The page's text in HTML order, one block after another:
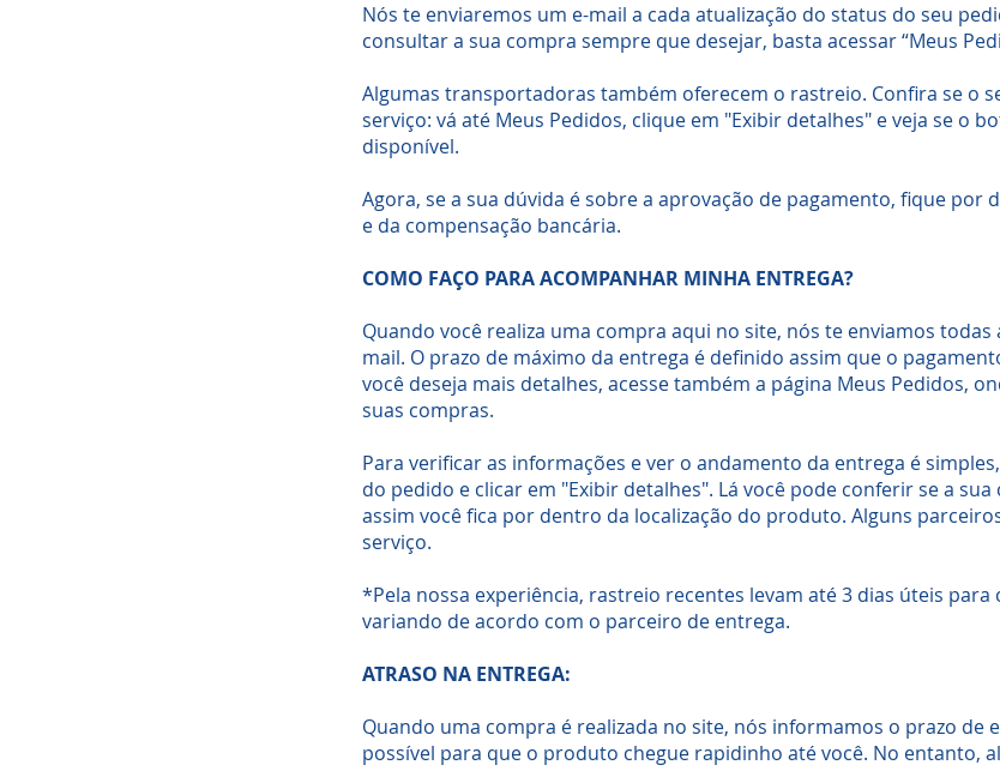
Nós te enviaremos um e-mail a cada atualização do status do seu
consultar a sua compra sempre que desejar, basta acessar “Meus
Algumas transportadoras também oferecem o rastreio. Confira se o
serviço: vá até Meus Pedidos, clique em "Exibir detalhes" e veja se o
disponível.
Agora, se a sua dúvida é sobre a aprovação de pagamento, fique por
e da compensação bancária.
COMO FAÇO PARA ACOMPANHAR MINHA ENTREGA?
Quando você realiza uma compra aqui no site, nós te enviamos
mail. O prazo de máximo da entrega é definido assim que o
você deseja mais detalhes, acesse também a página Meus Pedidos,
suas compras.
Para verificar as informações e ver o andamento da entrega é
do pedido e clicar em "Exibir detalhes". Lá você pode conferir se a
assim você fica por dentro da localização do produto. Alguns
serviço.
*Pela nossa experiência, rastreio recentes levam até 3 dias úteis para
variando de acordo com o parceiro de entrega.
ATRASO NA ENTREGA:
Quando uma compra é realizada no site, nós informamos o prazo de
possível para que o produto chegue rapidinho até você. No entanto,